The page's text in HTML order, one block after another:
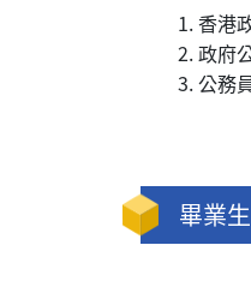
香港
政府
公務
畢業